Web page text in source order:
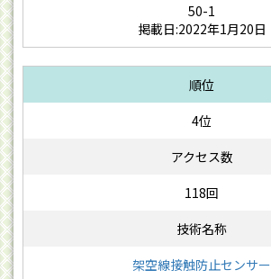
50-1
掲載日:2022年1月20日
4位
118回
架空線接触防止センサー